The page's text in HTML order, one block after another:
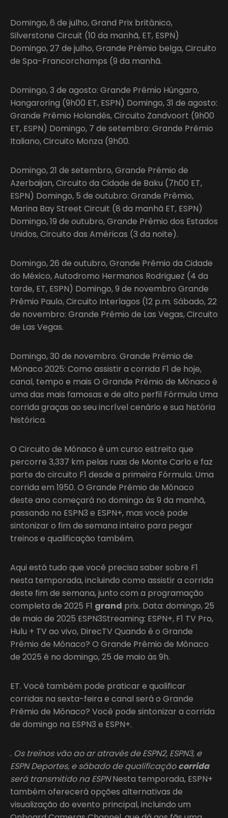
Domingo, 6 de julho, Grand Prix britânico,
Silverstone Circuit (10 da manhã, ET, ESPN)
Domingo, 27 de julho, Grande Prêmio belga, Circuito
de Spa-Francorchamps (9 da manhã.
Domingo, 3 de agosto: Grande Prêmio Húngaro,
Hangaroring (9h00 ET, ESPN) Domingo, 31 de agosto:
Grande Prêmio Holandês, Circuito Zandvoort (9h00
ET, ESPN) Domingo, 7 de setembro: Grande Prêmio
Italiano, Circuito Monza (9h00.
Domingo, 21 de setembro, Grande Prêmio de
Azerbaijan, Circuito da Cidade de Baku (7h00 ET,
ESPN) Domingo, 5 de outubro: Grande Prêmio,
Marina Bay Street Circuit (8 da manhã ET, ESPN)
Domingo, 19 de outubro, Grande Prêmio dos Estados
Unidos, Circuito das Américas (3 da noite).
Domingo, 26 de outubro, Grande Prêmio da Cidade
do México, Autodromo Hermanos Rodriguez (4 da
tarde, ET, ESPN) Domingo, 9 de novembro Grande
Prêmio Paulo, Circuito Interlagos (12 p.m. Sábado, 22
de novembro: Grande Prêmio de Las Vegas, Circuito
de Las Vegas.
Domingo, 30 de novembro. Grande Prêmio de
Mônaco 2025: Como assistir a corrida F1 de hoje,
canal, tempo e mais O Grande Prêmio de Mônaco é
uma das mais famosas e de alto perfil Fórmula Uma
corrida graças ao seu incrível cenário e sua história
histórica.
O Circuito de Mônaco é um curso estreito que
percorre 3,337 km pelas ruas de Monte Carlo e faz
parte do circuito F1 desde a primeira Fórmula. Uma
corrida em 1950. O Grande Prêmio de Mônaco
deste ano começará no domingo às 9 da manhã,
passando no ESPN3 e ESPN+, mas você pode
sintonizar o fim de semana inteiro para pegar
treinos e qualificação também.
Aqui está tudo que você precisa saber sobre F1
nesta temporada, incluindo como assistir a corrida
deste fim de semana, junto com a programação
completa de 2025 F1 grand prix. Data: domingo, 25
de maio de 2025 ESPN3Streaming: ESPN+, F1 TV Pro,
Hulu + TV ao vivo, DirecTV Quando é o Grande
Prêmio de Mônaco? O Grande Prêmio de Mônaco
de 2025 é no domingo, 25 de maio às 9h.
ET. Você também pode praticar e qualificar
corridas na sexta-feira e canal será o Grande
Prêmio de Mônaco? Você pode sintonizar a corrida
de domingo na ESPN3 e ESPN+.
. Os treinos vão ao ar através de ESPN2, ESPN3, e
ESPN Deportes, e sábado de qualificaçãocorrida
será transmitido na ESPNNesta temporada, ESPN+
também oferecerá opções alternativas de
visualização do evento principal, incluindo um